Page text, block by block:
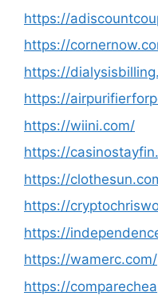
https://
https://
https://
https://
https://wiini.com/
https://
https://
https://
https://
https://wamerc.com/
https://